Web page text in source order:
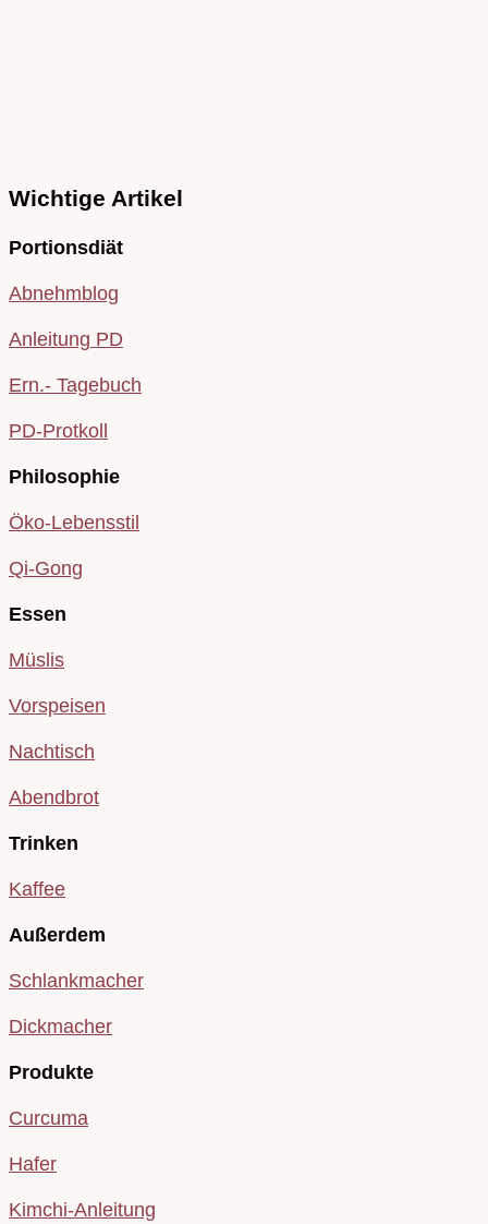
Wichtige Artikel
Portionsdiät
Abnehmblog
Anleitung PD
Ern.- Tagebuch
PD-Protkoll
Philosophie
Öko-Lebensstil
Qi-Gong
Essen
Müslis
Vorspeisen
Nachtisch
Abendbrot
Trinken
Kaffee
Außerdem
Schlankmacher
Dickmacher
Produkte
Curcuma
Hafer
Kimchi-Anleitung